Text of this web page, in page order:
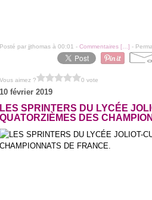
Posté par jjthomas à 00:01 - Commentaires [ ] -
Vous aimez ? 0 vote
10 février 2019
LES SPRINTERS DU LYCÉE
QUATORZIÈMES DES